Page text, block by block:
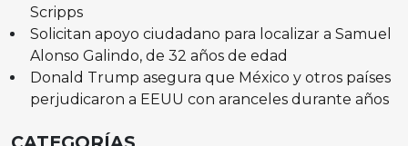
Scripps
Solicitan apoyo ciudadano para localizar a Samuel
Alonso Galindo, de 32 años de edad
Donald Trump asegura que México y otros países
perjudicaron a EEUU con aranceles durante años